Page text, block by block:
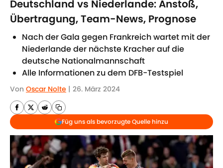
Deutschland vs Niederlande: Anstoß,
Übertragung, Team-News, Prognose
Nach der Gala gegen Frankreich wartet mit der
Niederlande der nächste Kracher auf die
deutsche Nationalmannschaft
Alle Informationen zu dem DFB-Testspiel
Von Oscar Nolte | 26. März 2024
Füg uns als bevorzugte Quelle hinzu